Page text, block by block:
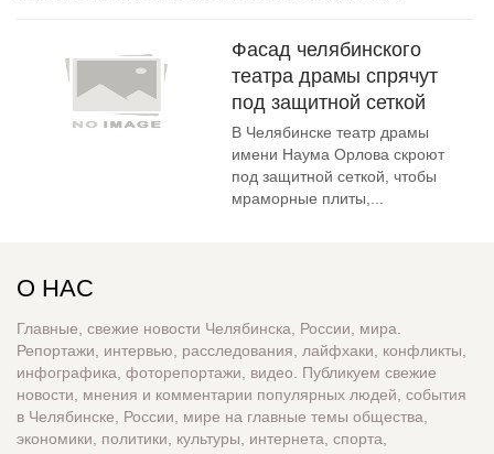
Фасад челябинского
театра драмы спрячут
под защитной сеткой
В Челябинске театр драмы
имени Наума Орлова скроют
под защитной сеткой, чтобы
мраморные плиты,...
О НАС
Главные, свежие новости Челябинска, России, мира.
Репортажи, интервью, расследования, лайфхаки, конфликты,
инфографика, фоторепортажи, видео. Публикуем свежие
новости, мнения и комментарии популярных людей, события
в Челябинске, России, мире на главные темы общества,
экономики, политики, культуры, интернета, спорта,